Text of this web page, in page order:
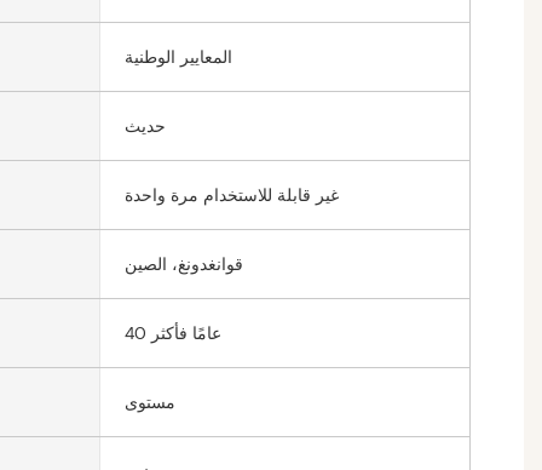
المعايير الوطنية
حديث
غير قابلة للاستخدام مرة واحدة
قوانغدونغ، الصين
40 عامًا فأكثر
مستوى